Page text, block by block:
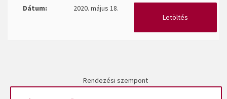
Dátum:
2020. május 18.
Letöltés
Rendezési szempont